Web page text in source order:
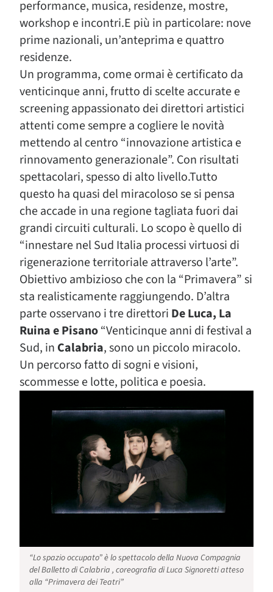
performance, musica, residenze, mostre,
workshop e incontri.E più in particolare: nove
prime nazionali, un’anteprima e quattro
residenze.
Un programma, come ormai è certificato da
venticinque anni, frutto di scelte accurate e
screening appassionato dei direttori artistici
attenti come sempre a cogliere le novità
mettendo al centro “innovazione artistica e
rinnovamento generazionale”. Con risultati
spettacolari, spesso di alto livello.Tutto
questo ha quasi del miracoloso se si pensa
che accade in una regione tagliata fuori dai
grandi circuiti culturali. Lo scopo è quello di
“innestare nel Sud Italia processi virtuosi di
rigenerazione territoriale attraverso l’arte”.
Obiettivo ambizioso che con la “Primavera” si
sta realisticamente raggiungendo. D’altra
parte osservano i tre direttori De Luca, La
Ruina e Pisano“Venticinque anni di festival a
Sud, in Calabria, sono un piccolo miracolo.
Un percorso fatto di sogni e visioni,
scommesse e lotte, politica e poesia.
“Lo spazio occupato” è lo spettacolo della Nuova Compagnia
del Balletto di Calabria , coreografia di Luca Signoretti atteso
alla “Primavera dei Teatri”